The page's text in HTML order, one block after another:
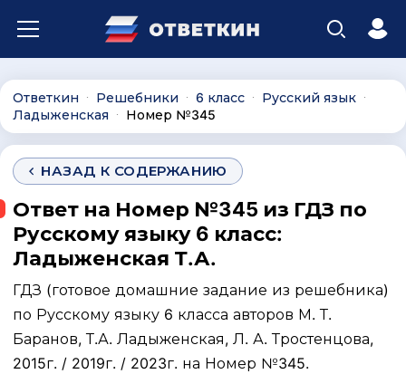
Ответкин ∙ Решебники ∙ 6 класс ∙ Русский язык ∙
Ладыженская ∙ Номер №345
НАЗАД К СОДЕРЖАНИЮ
Ответ на Номер №345 из ГДЗ по
Русскому языку 6 класс:
Ладыженская Т.А.
ГДЗ (готовое домашние задание из решебника)
по Русскому языку 6 класса авторов М. Т.
Баранов, Т.А. Ладыженская, Л. А. Тростенцова,
2015г. / 2019г. / 2023г. на Номер №345.